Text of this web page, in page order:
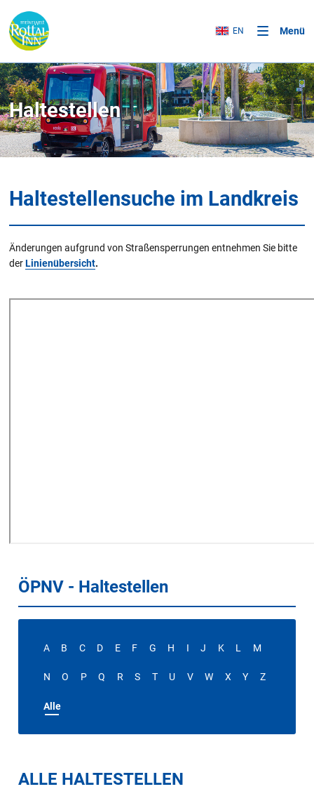
EN Menü
Haltestellen
Haltestellensuche im Landkreis
Änderungen aufgrund von Straßensperrungen entnehmen Sie bitte
derLinienübersicht.
ÖPNV - Haltestellen
A B C D E F G H I J K L M
N O P Q R S T U V W X Y Z
Alle
ALLE HALTESTELLEN